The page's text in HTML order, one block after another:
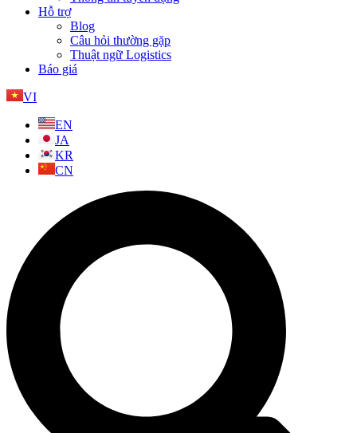
Hỗ trợ
Blog
Câu hỏi thường gặp
Thuật ngữ Logistics
Báo giá
VI
EN
JA
KR
CN